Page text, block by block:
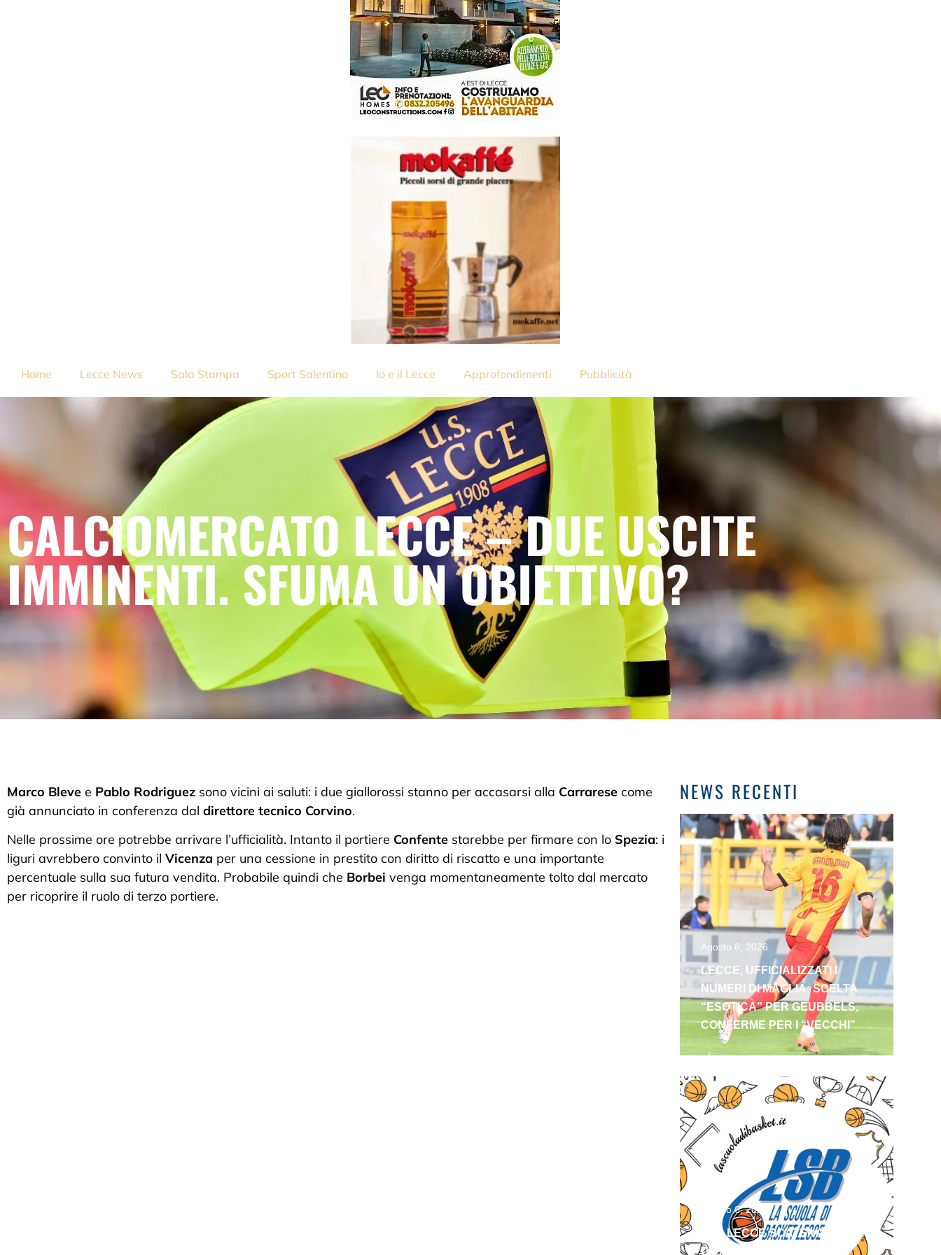
Home Lecce News Sala Stampa Sport Salentino Io e il Lecce Approfondimenti Pubblicità
CALCIOMERCATO LECCE – DUE USCITE
IMMINENTI. SFUMA UN OBIETTIVO?
Marco Bleve e Pablo Rodriguez sono vicini ai saluti: i due giallorossi stanno per accasarsi alla Carrarese come
già annunciato in conferenza dal direttore tecnico Corvino.
Nelle prossime ore potrebbe arrivare l’ufficialità. Intanto il portiere Confente starebbe per firmare con lo Spezia: i
liguri avrebbero convinto il Vicenza per una cessione in prestito con diritto di riscatto e una importante
percentuale sulla sua futura vendita. Probabile quindi che Borbei venga momentaneamente tolto dal mercato
per ricoprire il ruolo di terzo portiere.
NEWS RECENTI
Agosto 6, 2026
LECCE, UFFICIALIZZATI I
NUMERI DI MAGLIA: SCELTA
“ESOTICA” PER GEUBBELS,
CONFERME PER I “VECCHI”
Agosto 6, 2026
LSB LECCE SCATENATA!
DIVAC E FLORES IN